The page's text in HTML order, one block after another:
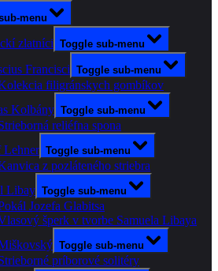
menu
zlatníci Toggle sub-menu
Francisci Toggle sub-menu
filigránskych gombíkov
Kolbány Toggle sub-menu
reliéfna spona
Toggle sub-menu
z pozláteného striebra
Libay Toggle sub-menu
Jozefa Glabitsa
šperk v tvorbe Samuela Libaya
Toggle sub-menu
príborové solitéry